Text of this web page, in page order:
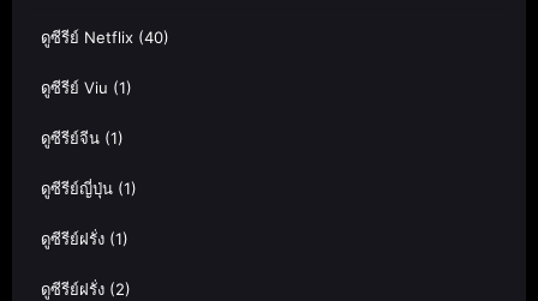
ดูซีรีย์ Netflix (40)
ดูซีรีย์ Viu (1)
ดูซีรีย์จีน (1)
ดูซีรีย์ญี่ปุ่น (1)
ดูซีรีย์ฝรั่ง (1)
ดูซีรีย์ฝรั่ง (2)